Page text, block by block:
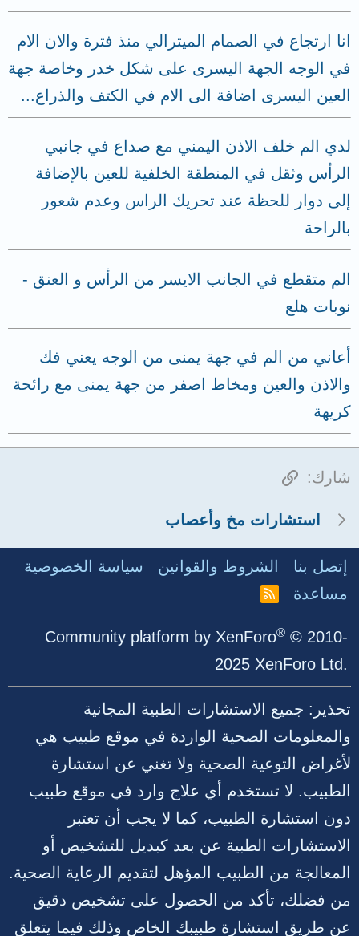
انا ارتجاع في الصمام الميترالي منذ فترة والان الام
في الوجه الجهة اليسرى على شكل خدر وخاصة جهة
العين اليسرى اضافة الى الام في الكتف والذراع...
لدي الم خلف الاذن اليمني مع صداع في جانبي
الرأس وثقل في المنطقة الخلفية للعين بالإضافة
إلى دوار للحظة عند تحريك الراس وعدم شعور
بالراحة
الم متقطع في الجانب الايسر من الرأس و العنق -
نوبات هلع
أعاني من الم في جهة يمنى من الوجه يعني فك
والاذن والعين ومخاط اصفر من جهة يمنى مع رائحة
كريهة
شارك: الرابط
استشارات مخ وأعصاب
إتصل بنا الشروط والقوانين
سياسة الخصوصية
مساعدة
R
Community platform by XenForo® © 2010-
2025 XenForo Ltd.
تحذير: جميع الاستشارات الطبية المجانية
والمعلومات الصحية الواردة في موقع طبيب هي
لأغراض التوعية الصحية ولا تغني عن استشارة
الطبيب. لا تستخدم أي علاج وارد في موقع طبيب
دون استشارة الطبيب، كما لا يجب أن تعتبر
الاستشارات الطبية عن بعد كبديل للتشخيص أو
المعالجة من الطبيب المؤهل لتقديم الرعاية الصحية.
من فضلك، تأكد من الحصول على تشخيص دقيق
عن طريق استشارة طبيبك الخاص وذلك فيما يتعلق